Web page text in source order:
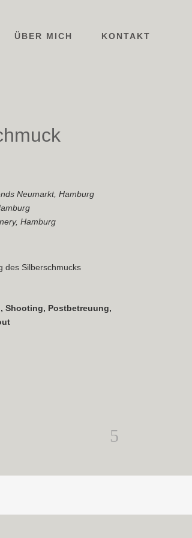
ÜBER MICH KONTAKT
Neumarkt, Hamburg
Hamburg
des Silberschmucks
Shooting, Postbetreuung,